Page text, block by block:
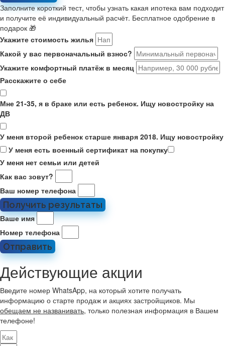
Заполните короткий тест, чтобы узнать какая ипотека вам подходит
и получите её индивидуальный расчёт. Бесплатное одобрение в
подарок 🎁
Укажите стоимость жилья
Какой у вас первоначальный взнос?
Укажите комфортный платёж в месяц
Расскажите о себе
Мне 21-35, я в браке или есть ребенок. Ищу новостройку на
ДВ
У меня второй ребенок старше января 2018. Ищу новостройку
У меня есть военный сертификат на покупку
У меня нет семьи или детей
Как вас зовут?
Ваш номер телефона
Получить результаты
Ваше имя
Номер телефона
Отправить
Действующие акции
Введите номер WhatsApp, на который хотите получать
информацию о старте продаж и акциях застройщиков. Мы
обещаем не названивать, только полезная информация в Вашем
телефоне!